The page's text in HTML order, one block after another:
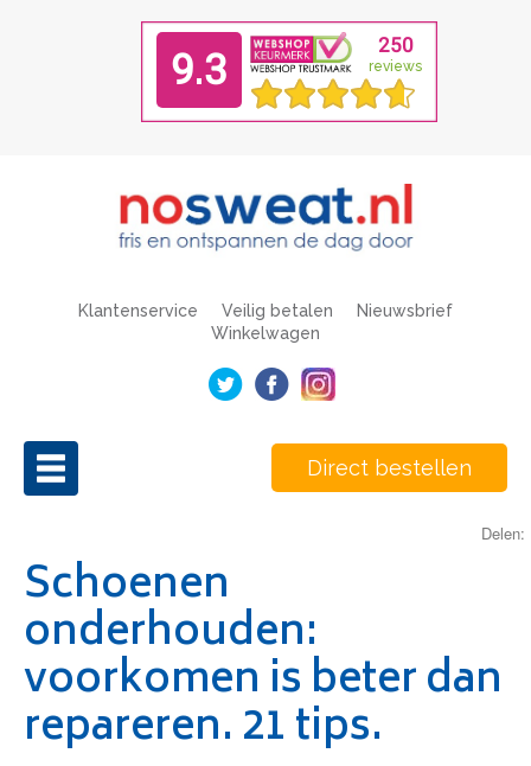
Klantenservice Veilig betalen
Nieuwsbrief
Winkelwagen
Direct bestellen
Delen:
Schoenen
onderhouden:
voorkomen is beter dan
repareren. 21 tips.